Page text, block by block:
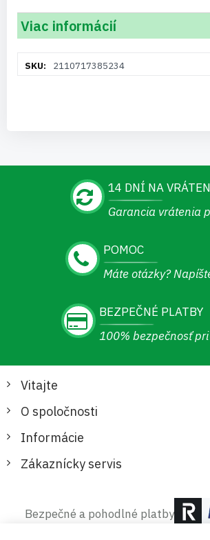
Viac informácií
informácií2110717385234
14 DNÍ NA
Garancia vrátenia
POMOC
Máte otázky?
BEZPEČNÉ PLATBY
100% bezpečnosť
Vitajte
O spoločnosti
Informácie
Zákaznícky servis
Bezpečné a pohodlné platby